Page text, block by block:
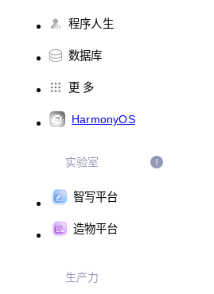
程序人生
数据库
更 多
HarmonyOS
实验室
智写平台
造物平台
生产力